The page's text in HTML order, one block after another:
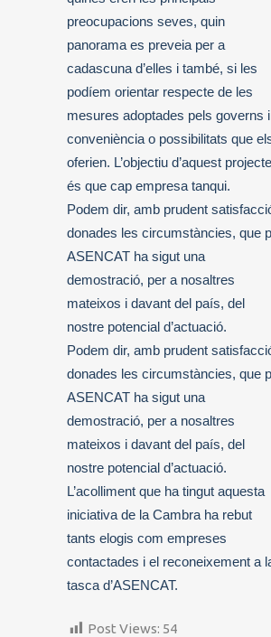
preocupacions seves, quin
panorama es preveia per a
cadascuna d’elles i també, si les
podíem orientar respecte de les
mesures adoptades pels governs
conveniència o possibilitats que
oferien. L’objectiu d’aquest projecte
és que cap empresa tanqui.
Podem dir, amb prudent
donades les circumstàncies, que
ASENCAT ha sigut una
demostració, per a nosaltres
mateixos i davant del país, del
nostre potencial d’actuació.
Podem dir, amb prudent
donades les circumstàncies, que
ASENCAT ha sigut una
demostració, per a nosaltres
mateixos i davant del país, del
nostre potencial d’actuació.
L’acolliment que ha tingut aquesta
iniciativa de la Cambra ha rebut
tants elogis com empreses
contactades i el reconeixement a
tasca d’ASENCAT.
Post Views: 54